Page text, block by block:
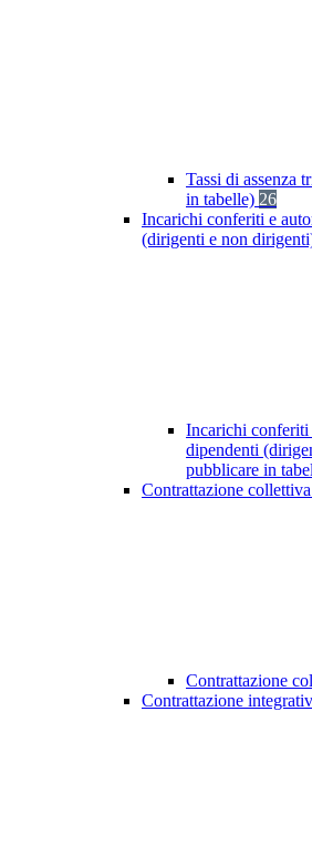
Tassi di assenza
in tabelle) 26
Incarichi conferiti e
(dirigenti e non
Incarichi conferiti
dipendenti
pubblicare in
Contrattazione collettiva
Contrattazione
Contrattazione